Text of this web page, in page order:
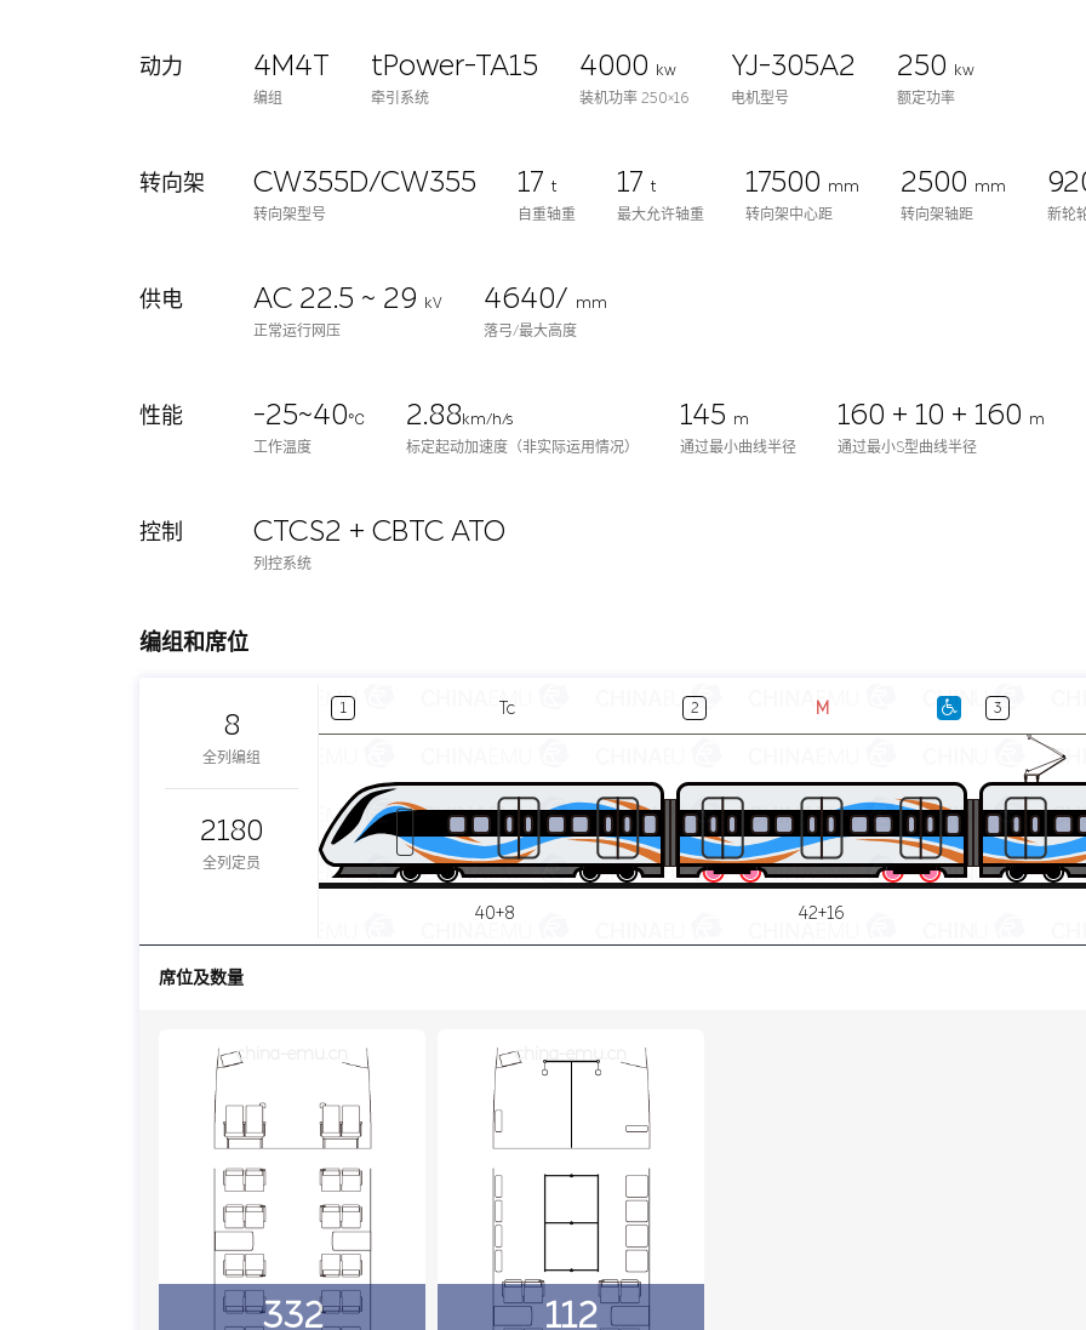
动力 4M4T
编组
tPower-TA15
牵引系统
4000
kw
装机功率 250×16
YJ-305A2
电机型号
250
kw
额定功率
转向架 CW355D/CW355
转向架型号
17t
自重轴重
17t
最大允许轴重
17500 mm
转向架中心距
2500 mm
转向架轴距
新轮
供电 AC 22.5 ~ 29
kV
正常运行网压
4640/ mm
落弓/最大高度
性能 -25~40℃
工作温度
2.88 km/h/s
标定起动加速度（非实际运用情况）
145 m
通过最小曲线半径
160 + 10 + 160 m
通过最小S型曲线半径
控制 CTCS2 + CBTC ATO
列控系统
编组和席位
8
全列编组
2180
全列定员
1 Tc
40+8
2 M
42+16
3
席位及数量
332
china-emu.cn
112
china-emu.cn